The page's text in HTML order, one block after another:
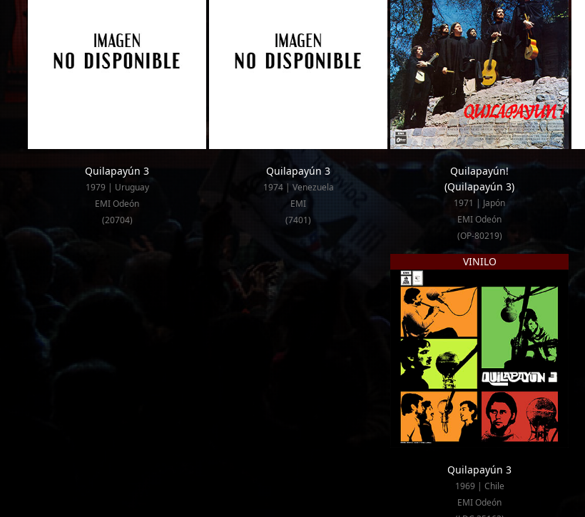
Quilapayún 3
1979 | Uruguay
EMI Odeón
(20704)
Quilapayún 3
1974 | Venezuela
EMI
(7401)
Quilapayún!
(Quilapayún 3)
1971 | Japón
EMI Odeón
(OP-80219)
VINILO
Quilapayún 3
1969 | Chile
EMI Odeón